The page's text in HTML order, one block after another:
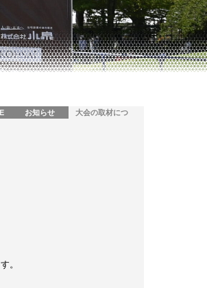
お知らせ
大会の取材につ
。